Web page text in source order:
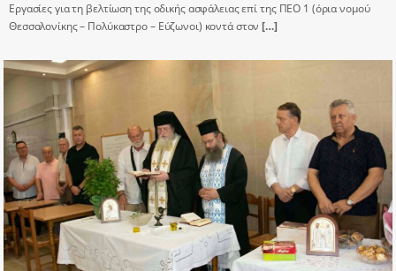
Εργασίες για τη βελτίωση της οδικής ασφάλειας επί της ΠΕΟ 1 (όρια νομού
Θεσσαλονίκης – Πολύκαστρο – Εύζωνοι) κοντά στον […]